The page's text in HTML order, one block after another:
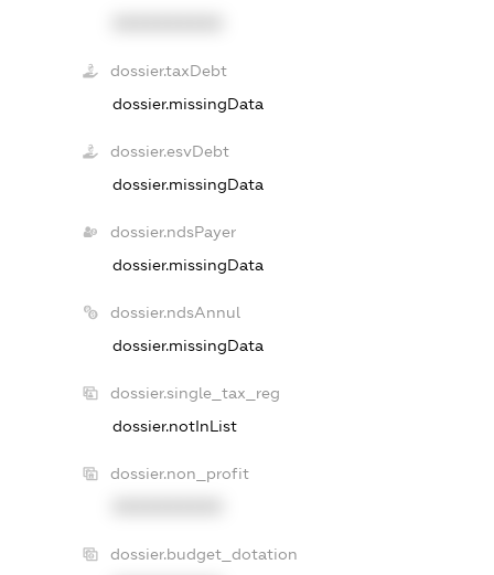
dossier.taxDebt
dossier.missingData
dossier.esvDebt
dossier.missingData
dossier.ndsPayer
dossier.missingData
dossier.ndsAnnul
dossier.missingData
dossier.single_tax_reg
dossier.notInList
dossier.non_profit
dossier.budget_dotation